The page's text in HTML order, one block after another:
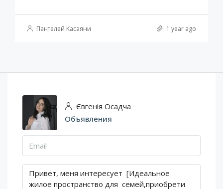
Пантелей Касаяни 1 year ago
Євгенія Осадча
Объявления